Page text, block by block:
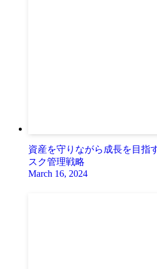
資産を守りながら成長を目指
スク管理戦略
March 16, 2024